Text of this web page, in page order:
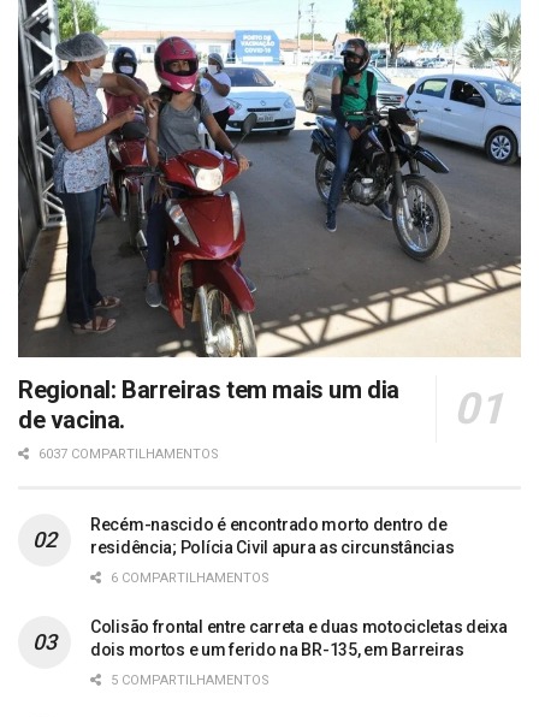
Regional: Barreiras tem mais um dia
de vacina.
6037 COMPARTILHAMENTOS
Recém-nascido é encontrado morto dentro de
residência; Polícia Civil apura as circunstâncias
6 COMPARTILHAMENTOS
Colisão frontal entre carreta e duas motocicletas deixa
dois mortos e um ferido na BR-135, em Barreiras
5 COMPARTILHAMENTOS